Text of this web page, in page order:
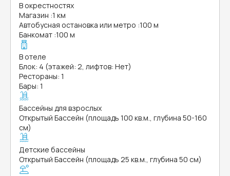
В окрестностях
Магазин :1 км
Автобусная остановка или метро :100 м
Банкомат :100 м
В отеле
Блок: 4 (этажей: 2, лифтов: Нет)
Рестораны: 1
Бары: 1
Бассейны для взрослых
Открытый Бассейн (площадь 100 кв.м., глубина 50-160
см)
Детские бассейны
Открытый Бассейн (площадь 25 кв.м., глубина 50 см)